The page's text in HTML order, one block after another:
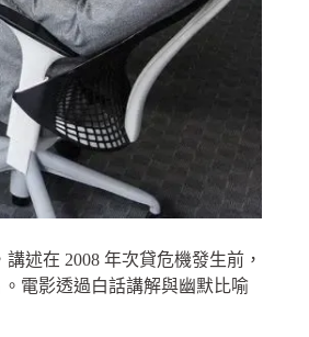
述在 2008 年次貸危機發生前，
電影透過白話講解與幽默比喻